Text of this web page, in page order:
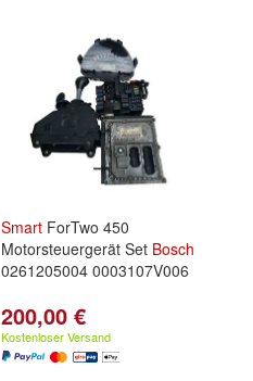
Smart ForTwo 450
Motorsteuergerät Set Bosch
0261205004 0003107V006
200,00 €
Kostenloser Versand